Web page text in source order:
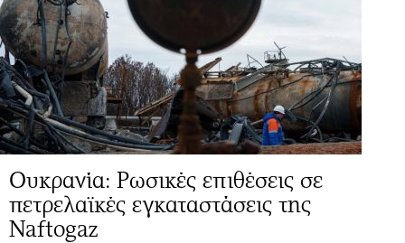
Ουκρανία: Ρωσικές επιθέσεις σε
πετρελαϊκές εγκαταστάσεις της
Naftogaz